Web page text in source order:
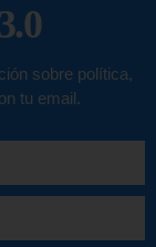
sobre política,
tu email.